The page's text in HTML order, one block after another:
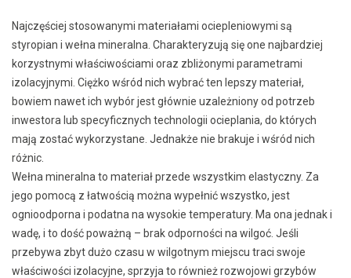
Najczęściej stosowanymi materiałami ociepleniowymi są
styropian i wełna mineralna. Charakteryzują się one najbardziej
korzystnymi właściwościami oraz zbliżonymi parametrami
izolacyjnymi. Ciężko wśród nich wybrać ten lepszy materiał,
bowiem nawet ich wybór jest głównie uzależniony od potrzeb
inwestora lub specyficznych technologii ocieplania, do których
mają zostać wykorzystane. Jednakże nie brakuje i wśród nich
różnic.
Wełna mineralna to materiał przede wszystkim elastyczny. Za
jego pomocą z łatwością można wypełnić wszystko, jest
ognioodporna i podatna na wysokie temperatury. Ma ona jednak i
wadę, i to dość poważną – brak odporności na wilgoć. Jeśli
przebywa zbyt dużo czasu w wilgotnym miejscu traci swoje
właściwości izolacyjne, sprzyja to również rozwojowi grzybów